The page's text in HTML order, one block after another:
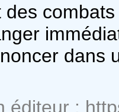
dans
éditeur :